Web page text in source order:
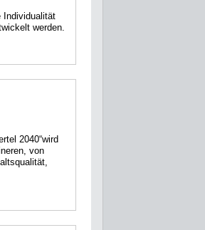
Individualität
werden.
2040“wird
von